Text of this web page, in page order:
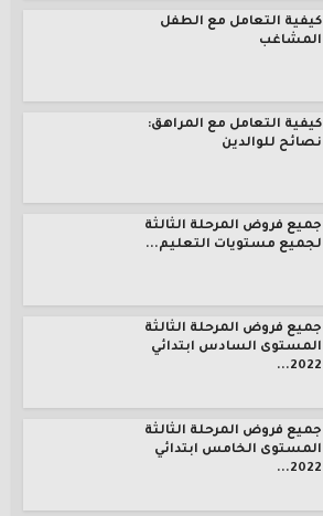
كيفية التعامل مع الطفل
المشاغب
كيفية التعامل مع المراهق:
نصائح للوالدين
جميع فروض المرحلة الثالثة
لجميع مستويات التعليم...
جميع فروض المرحلة الثالثة
المستوى السادس ابتدائي
2022...
جميع فروض المرحلة الثالثة
المستوى الخامس ابتدائي
2022...